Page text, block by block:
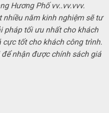
Hương Phố vv..vv.vvv.
nhiều năm kinh nghiệm sẽ tư
pháp tối ưu nhất cho khách
tốt cho khách công trình.
nhận được chính sách giá